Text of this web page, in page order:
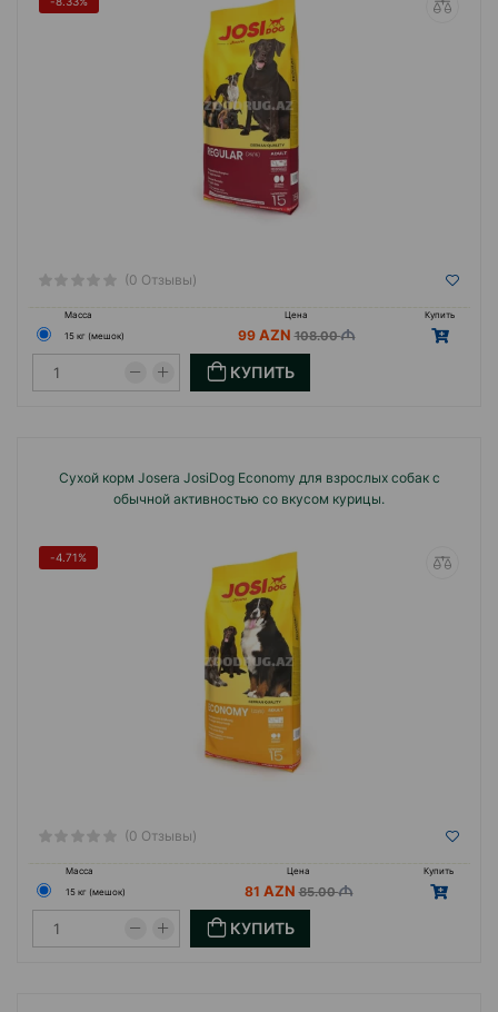
(0 Отзывы)
Масса Цена
Купить
15 кг (мешок)
99 108.00
КУПИТЬ
Сухой корм Josera JosiDog Economy для взрослых собак с
обычной активностью со вкусом курицы.
-4.71%
(0 Отзывы)
Масса Цена
Купить
15 кг (мешок)
81 85.00
КУПИТЬ